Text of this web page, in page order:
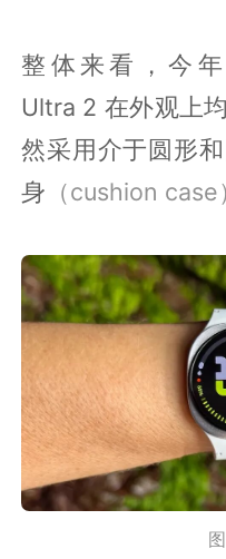
整体来看，今
Ultra 2 在外观上
然采用介于圆形
身 （cushion case